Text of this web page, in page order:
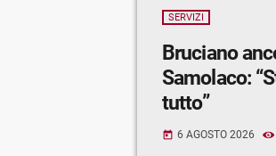
SERVIZI
Bruciano
Samolaco:
tutto”
today 6 AGOSTO 2026